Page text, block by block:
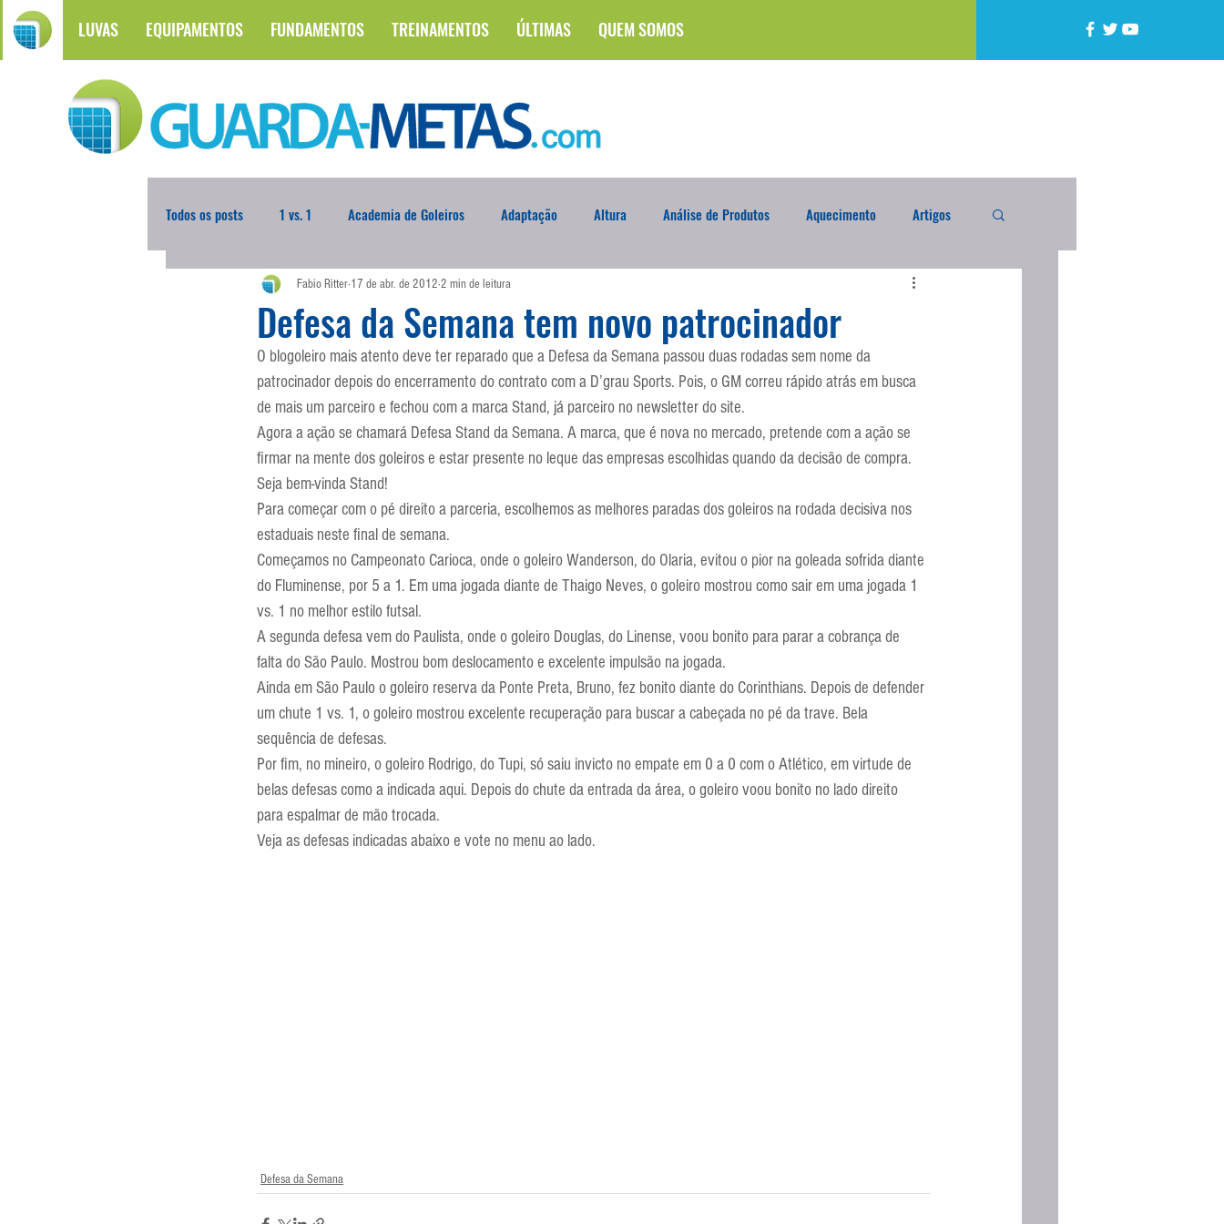
LUVAS EQUIPAMENTOS FUNDAMENTOS TREINAMENTOS ÚLTIMAS QUEM SOMOS
Todos os posts 1 vs. 1 Academia de Goleiros Adaptação Altura Análise de Produtos Aquecimento Artigos
Atualidades Blogoleiro da Semana Brasileirão Compra Exterior
Comunicação Copa do Mundo Curso Defesa da Semana Deslocamento DVD Encaixada
Entrevistas Equipamentos Escola Alemã Escola Americana Escola Argentina Escola Espanhola
Escola Francesa Escola Inglesa
Defesa da Semana tem novo patrocinador
Fabio Ritter 17 de abr. de 2012 2 min de leitura
O blogoleiro mais atento deve ter reparado que a Defesa da Semana passou duas rodadas sem nome da
patrocinador depois do encerramento do contrato com a D’grau Sports. Pois, o GM correu rápido atrás em busca
de mais um parceiro e fechou com a marca Stand, já parceiro no newsletter do site.
Agora a ação se chamará Defesa Stand da Semana. A marca, que é nova no mercado, pretende com a ação se
firmar na mente dos goleiros e estar presente no leque das empresas escolhidas quando da decisão de compra.
Seja bem-vinda Stand!
Para começar com o pé direito a parceria, escolhemos as melhores paradas dos goleiros na rodada decisiva nos
estaduais neste final de semana.
Começamos no Campeonato Carioca, onde o goleiro Wanderson, do Olaria, evitou o pior na goleada sofrida diante
do Fluminense, por 5 a 1. Em uma jogada diante de Thaigo Neves, o goleiro mostrou como sair em uma jogada 1
vs. 1 no melhor estilo futsal.
A segunda defesa vem do Paulista, onde o goleiro Douglas, do Linense, voou bonito para parar a cobrança de
falta do São Paulo. Mostrou bom deslocamento e excelente impulsão na jogada.
Ainda em São Paulo o goleiro reserva da Ponte Preta, Bruno, fez bonito diante do Corinthians. Depois de defender
um chute 1 vs. 1, o goleiro mostrou excelente recuperação para buscar a cabeçada no pé da trave. Bela
sequência de defesas.
Por fim, no mineiro, o goleiro Rodrigo, do Tupi, só saiu invicto no empate em 0 a 0 com o Atlético, em virtude de
belas defesas como a indicada aqui. Depois do chute da entrada da área, o goleiro voou bonito no lado direito
para espalmar de mão trocada.
Veja as defesas indicadas abaixo e vote no menu ao lado.
Defesa da Semana